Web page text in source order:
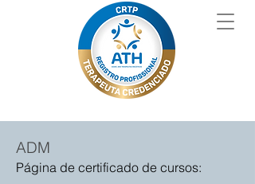
ADM
Página de certificado de cursos: